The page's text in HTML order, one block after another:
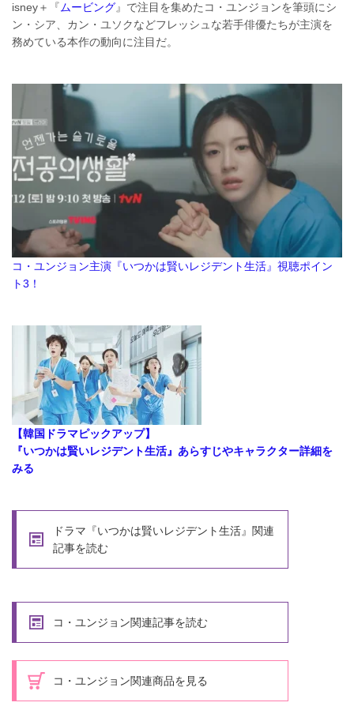
isney＋『ムービング』で注目を集めたコ・ユンジョンを筆頭にシ
ン・シア、カン・ユソクなどフレッシュな若手俳優たちが主演を
務めている本作の動向に注目だ。
コ・ユンジョン主演『いつかは賢いレジデント生活』視聴ポイン
ト3！
【韓国ドラマピックアップ】
『いつかは賢いレジデント生活』あらすじやキャラクター詳細を
みる
ドラマ『いつかは賢いレジデント生活』関連
記事を読む
コ・ユンジョン関連記事を読む
コ・ユンジョン関連商品を見る